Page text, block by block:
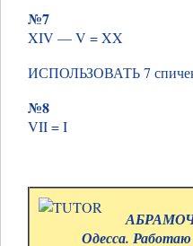
№7
XIV — V = XX
ИСПОЛЬЗОВАТЬ 7
№8
VII = I
Одесса.